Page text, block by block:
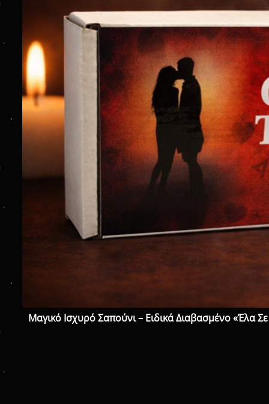
Μαγικό Ισχυρό Σαπούνι – Ειδικά Διαβασμένο «Έλα